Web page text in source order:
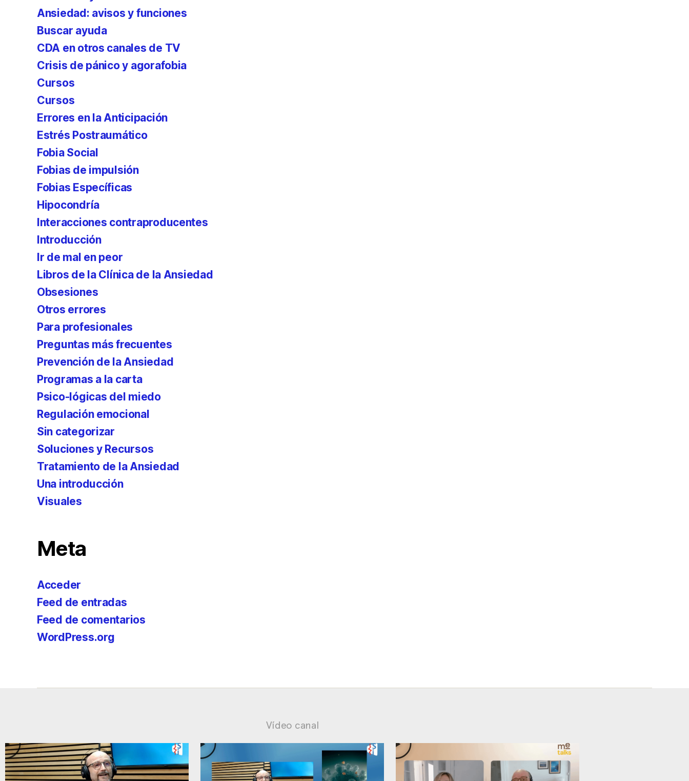
Ansiedad: avisos y funciones
Buscar ayuda
CDA en otros canales de TV
Crisis de pánico y agorafobia
Cursos
Cursos
Errores en la Anticipación
Estrés Postraumático
Fobia Social
Fobias de impulsión
Fobias Específicas
Hipocondría
Interacciones contraproducentes
Introducción
Ir de mal en peor
Libros de la Clínica de la Ansiedad
Obsesiones
Otros errores
Para profesionales
Preguntas más frecuentes
Prevención de la Ansiedad
Programas a la carta
Psico-lógicas del miedo
Regulación emocional
Sin categorizar
Soluciones y Recursos
Tratamiento de la Ansiedad
Una introducción
Visuales
Meta
Acceder
Feed de entradas
Feed de comentarios
WordPress.org
Vídeo canal